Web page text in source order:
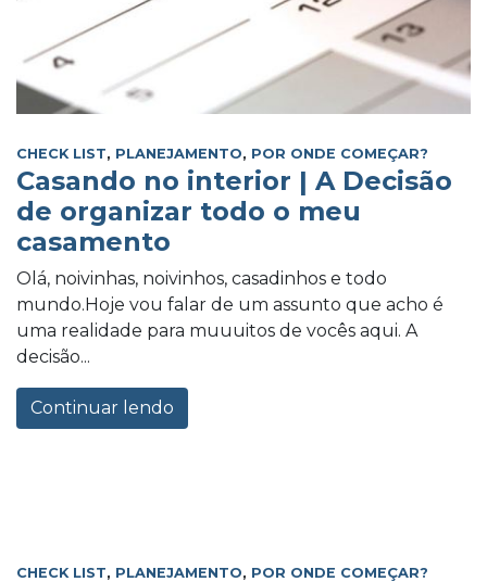
CHECK LIST, PLANEJAMENTO, POR ONDE COMEÇAR?
Casando no interior | A Decisão
de organizar todo o meu
casamento
Olá, noivinhas, noivinhos, casadinhos e todo
mundo.Hoje vou falar de um assunto que acho é
uma realidade para muuuitos de vocês aqui. A
decisão...
Continuar lendo
CHECK LIST, PLANEJAMENTO, POR ONDE COMEÇAR?